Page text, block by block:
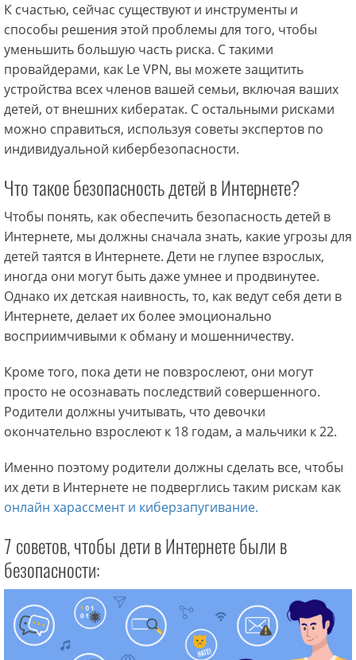
К счастью, сейчас существуют и инструменты и
способы решения этой проблемы для того, чтобы
уменьшить большую часть риска. С такими
провайдерами, как Le VPN, вы можете защитить
устройства всех членов вашей семьи, включая ваших
детей, от внешних кибератак. С остальными рисками
можно справиться, используя советы экспертов по
индивидуальной кибербезопасности.
Что такое безопасность детей в Интернете?
Чтобы понять, как обеспечить безопасность детей в
Интернете, мы должны сначала знать, какие угрозы для
детей таятся в Интернете. Дети не глупее взрослых,
иногда они могут быть даже умнее и продвинутее.
Однако их детская наивность, то, как ведут себя дети в
Интернете, делает их более эмоционально
восприимчивыми к обману и мошенничеству.
Кроме того, пока дети не повзрослеют, они могут
просто не осознавать последствий совершенного.
Родители должны учитывать, что девочки
окончательно взрослеют к 18 годам, а мальчики к 22.
Именно поэтому родители должны сделать все, чтобы
их дети в Интернете не подверглись таким рискам как
онлайн харассмент и киберзапугивание.
7 советов, чтобы дети в Интернете были в
безопасности: